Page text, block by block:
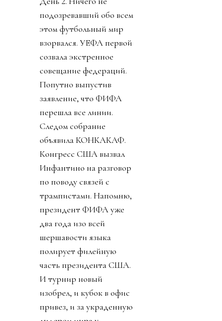
подозревавший обо всем
этом футбольный мир
взорвался. УЕФА первой
созвала экстренное
совещание федераций.
Попутно выпустив
заявление, что ФИФА
перешла все линии.
Следом собрание
объявила КОНКАКАФ.
Конгресс США вызвал
Инфантино на разговор
по поводу связей с
трампистами. Напомню,
президент ФИФА уже
два года изо всей
шершавости языка
полирует филейную
часть президента США.
И турнир новый
изобрел, и кубок в офис
привез, и за украденную